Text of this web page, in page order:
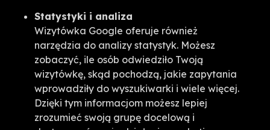
Statystyki i analiza
Wizytówka Google oferuje również
narzędzia do analizy statystyk. Możesz
zobaczyć, ile osób odwiedziło Twoją
wizytówkę, skąd pochodzą, jakie zapytania
wprowadziły do wyszukiwarki i wiele więcej.
Dzięki tym informacjom możesz lepiej
zrozumieć swoją grupę docelową i